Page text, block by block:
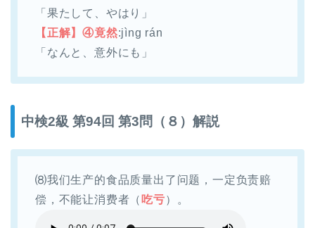
「果たして、やはり」
【正解】④竟然:jìng rán
「なんと、意外にも」
中検2級 第94回 第3問（８）解説
⑻我们生产的食品质量出了问题，一定负责赔
偿，不能让消费者（ 吃亏）。